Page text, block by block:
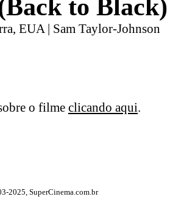
to Black)
EUA | Sam Taylor-Johnson
o filme clicando aqui.
2025, SuperCinema.com.br